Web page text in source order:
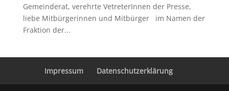
Gemeinderat, verehrte VetreterInnen der Presse,
liebe Mitbürgerinnen und Mitbürger im Namen der
Fraktion der...
Impressum Datenschutzerklärung